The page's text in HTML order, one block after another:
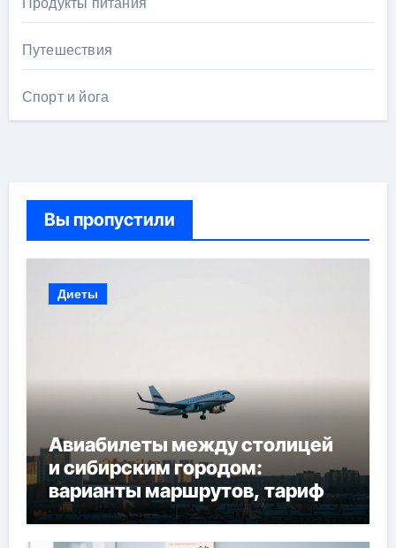
Путешествия
Спорт и йога
Вы пропустили
Диеты
Авиабилеты между столицей
и сибирским городом:
варианты маршрутов, тарифы
и советы по планированию
поездки